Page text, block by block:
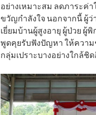
อย่างเหมาะสม ลดภาระค่
ขวัญกำลังใจ นอกจากนี้ ผู้
เยี่ยมบ้านผู้สูงอายุ ผู้ป่วย ผู้
พูดคุยรับฟังปัญหา ให้ความ
กลุ่มเปราะบางอย่างใกล้ชิ